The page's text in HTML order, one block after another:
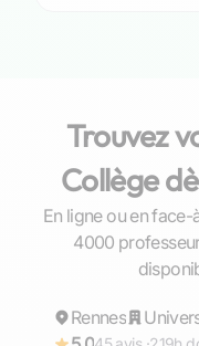
Trouvez
Collège
En ligne ou en
4000
Répond rapidement
Gaël
Rennes